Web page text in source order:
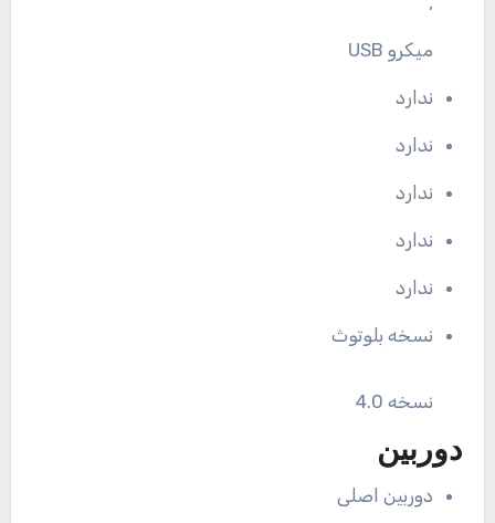
میکرو USB
ندارد
ندارد
ندارد
ندارد
ندارد
نسخه بلوتوث
نسخه‌ 4.0
دوربین
دوربین اصلی